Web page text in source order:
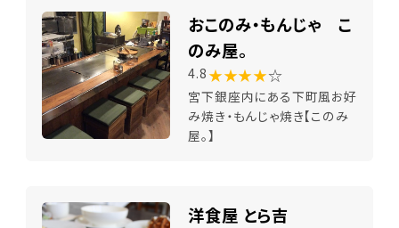
おこのみ・もんじゃ こ
のみ屋。
4.8 ★★★★☆
宮下銀座内にある下町風お好
み焼き・もんじゃ焼き【このみ
屋。】
洋食屋 とら吉